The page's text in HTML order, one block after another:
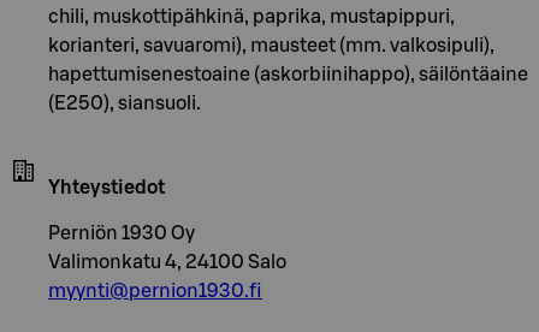
chili, muskottipähkinä, paprika, mustapippuri,
korianteri, savuaromi), mausteet (mm. valkosipuli),
hapettumisenestoaine (askorbiinihappo), säilöntäaine
(E250), siansuoli.
Yhteystiedot
Perniön 1930 Oy
Valimonkatu 4, 24100 Salo
myynti@pernion1930.fi